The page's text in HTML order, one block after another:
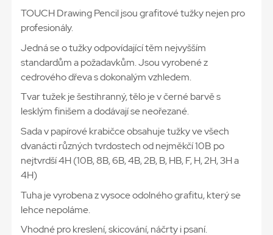
TOUCH Drawing Pencil jsou grafitové tužky nejen pro
profesionály.
Jedná se o tužky odpovídající těm nejvyšším
standardům a požadavkům. Jsou vyrobené z
cedrového dřeva s dokonalým vzhledem.
Tvar tužek je šestihranný, tělo je v černé barvě s
lesklým finišem a dodávají se neořezané.
Sada v papírové krabičce obsahuje tužky ve všech
dvanácti různých tvrdostech od nejměkčí 10B po
nejtvrdší 4H (10B, 8B, 6B, 4B, 2B, B, HB, F, H, 2H, 3H a
4H)
Tuha je vyrobena z vysoce odolného grafitu, který se
lehce nepoláme.
Vhodné pro kreslení, skicování, náčrty i psaní.